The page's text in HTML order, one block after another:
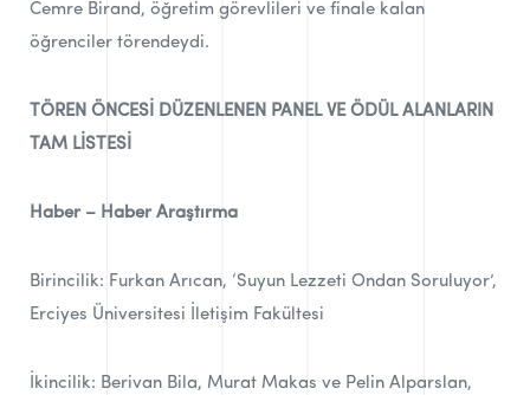
Cemre Birand, öğretim görevlileri ve finale kalan
öğrenciler törendeydi.
TÖREN ÖNCESİ DÜZENLENEN PANEL VE ÖDÜL ALANLARIN
TAM LİSTESİ
Haber – Haber Araştırma
Birincilik: Furkan Arıcan, ‘Suyun Lezzeti Ondan Soruluyor’,
Erciyes Üniversitesi İletişim Fakültesi
İkincilik: Berivan Bila, Murat Makas ve Pelin Alparslan,